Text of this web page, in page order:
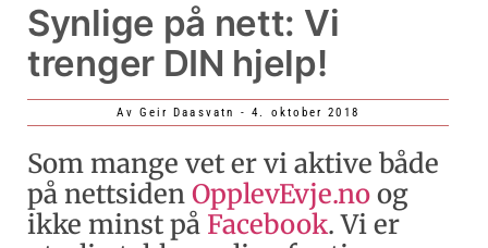
Synlige på nett: Vi
trenger DIN hjelp!
Av Geir Daasvatn -4. oktober 2018
Som mange vet er vi aktive både
på nettsidenOpplevEvje.noog
ikke minst på Facebook. Vi er